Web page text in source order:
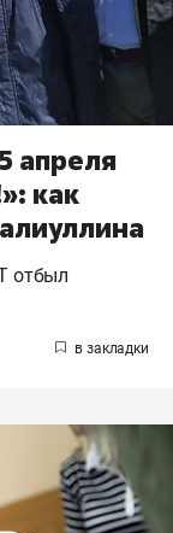
апреля
как
отбыл